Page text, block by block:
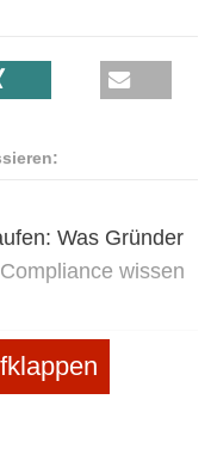
Was Gründer
wissen